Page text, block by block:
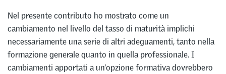
Nel presente contributo ho mostrato come un
cambiamento nel livello del tasso di maturità implichi
necessariamente una serie di altri adeguamenti, tanto nella
formazione generale quanto in quella professionale. I
cambiamenti apportati a un’opzione formativa dovrebbero